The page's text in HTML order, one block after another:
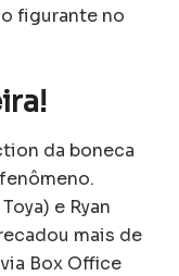
figurante no
da boneca
e Ryan
mais de
Box Office